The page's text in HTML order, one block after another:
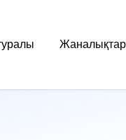
Жаналықтар